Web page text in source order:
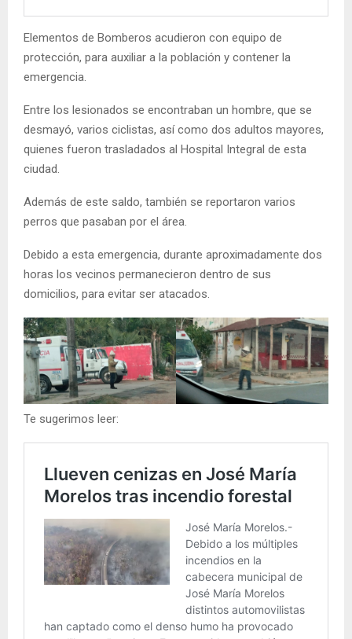
Elementos de Bomberos acudieron con equipo de
protección, para auxiliar a la población y contener la
emergencia.
Entre los lesionados se encontraban un hombre, que se
desmayó, varios ciclistas, así como dos adultos mayores,
quienes fueron trasladados al Hospital Integral de esta
ciudad.
Además de este saldo, también se reportaron varios
perros que pasaban por el área.
Debido a esta emergencia, durante aproximadamente dos
horas los vecinos permanecieron dentro de sus
domicilios, para evitar ser atacados.
Te sugerimos leer: